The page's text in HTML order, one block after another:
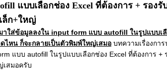
แบบเลือกช่อง Excel ที่ต้องการ + รองรั
เล็ก+ใหญ่
ใส่ข้อมูลลงใน input form แบบ autofill ในรูปแบบเ
ไหน ก็จะกลายเป็นตัวพิมพ์ใหญ่เสมอ บทความเรื่องกา
แบบ autofill ในรูปแบบเลือกช่อง Excel ที่ต้องการ +
เสมอครับ